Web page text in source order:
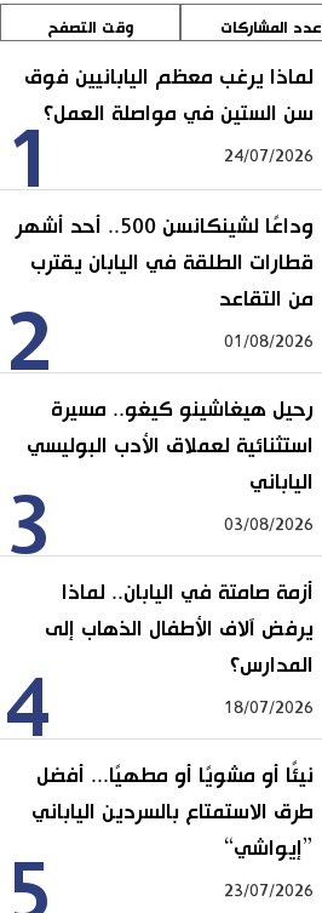
عدد المشاركات وقت التصفح
1
لماذا يرغب معظم اليابانيين فوق
سن الستين في مواصلة العمل؟
24/07/2026
2
وداعًا لشينكانسن 500.. أحد أشهر
قطارات الطلقة في اليابان يقترب
من التقاعد
01/08/2026
3
رحيل هيغاشينو كيغو.. مسيرة
استثنائية لعملاق الأدب البوليسي
الياباني
03/08/2026
4
أزمة صامتة في اليابان.. لماذا
يرفض آلاف الأطفال الذهاب إلى
المدارس؟
18/07/2026
5
نيئًا أو مشويًا أو مطهيًا... أفضل
طرق الاستمتاع بالسردين الياباني
”إيواشي“
23/07/2026